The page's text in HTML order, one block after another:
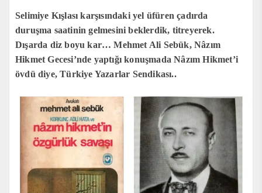
Selimiye Kışlası karşısındaki yel üfüren çadırda
duruşma saatinin gelmesini beklerdik, titreyerek.
Dışarda diz boyu kar… Mehmet Ali Sebük, Nâzım
Hikmet Gecesi’nde yaptığı konuşmada Nâzım Hikmet’i
övdü diye, Türkiye Yazarlar Sendikası..